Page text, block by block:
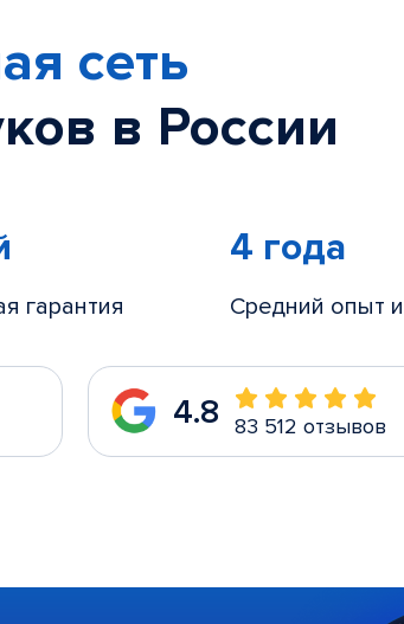
сеть
в России
гарантия
4 года
Средний опыт
4.8 83 512 отзывов